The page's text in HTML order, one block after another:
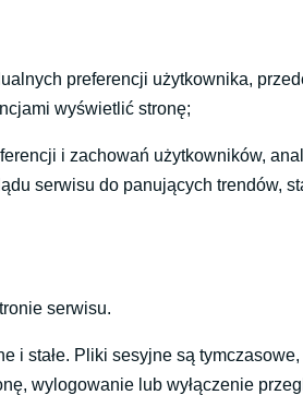
preferencji użytkownika,
wyświetlić stronę;
i zachowań użytkowników,
serwisu do panujących trendów,
serwisu.
i stałe. Pliki sesyjne są
wylogowanie lub wyłączenie